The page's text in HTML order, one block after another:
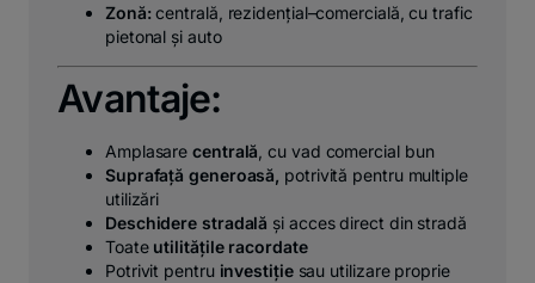
Zonă: centrală, rezidențial–comercială, cu trafic
pietonal și auto
Avantaje:
Amplasarecentrală , cu vad comercial bun
Suprafață generoasă, potrivită pentru multiple
utilizări
Deschidere stradală și acces direct din stradă
Toate utilitățile racordate
Potrivit pentru investițiesau utilizare proprie